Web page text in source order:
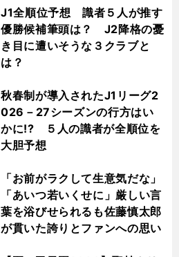
J1全順位予想 識者５人が推す
優勝候補筆頭は？ J2降格の憂
き目に遭いそうな３クラブと
は？
秋春制が導入されたJ1リーグ2
026－27シーズンの行方はい
かに!? ５人の識者が全順位を
大胆予想
「お前がラクして生意気だな」
「あいつ若いくせに」厳しい言
葉を浴びせられるも佐藤慎太郎
が貫いた誇りとファンへの思い